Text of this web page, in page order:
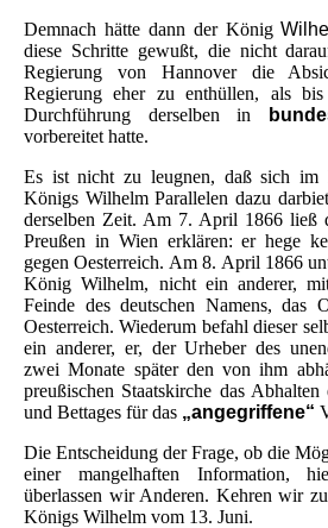
Demnach hätte dann der König
diese Schritte gewußt, die nicht
Regierung von Hannover die
Regierung eher zu enthüllen, als
Durchführung derselben in
vorbereitet hatte.
Es ist nicht zu leugnen, daß sich im
Königs Wilhelm Parallelen dazu
derselben Zeit. Am 7. April 1866 ließ
Preußen in Wien erklären: er hege
gegen Oesterreich. Am 8. April 1866
König Wilhelm, nicht ein anderer,
Feinde des deutschen Namens, das
Oesterreich. Wiederum befahl dieser
ein anderer, er, der Urheber des
zwei Monate später den von ihm
preußischen Staatskirche das
und Bettages für das „angegriffene“
Die Entscheidung der Frage, ob die
einer mangelhaften Information,
überlassen wir Anderen. Kehren wir
Königs Wilhelm vom 13. Juni.